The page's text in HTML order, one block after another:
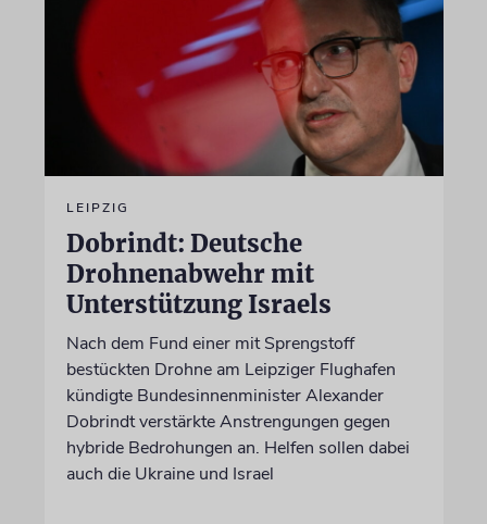
LEIPZIG
Dobrindt: Deutsche
Drohnenabwehr mit
Unterstützung Israels
Nach dem Fund einer mit Sprengstoff
bestückten Drohne am Leipziger Flughafen
kündigte Bundesinnenminister Alexander
Dobrindt verstärkte Anstrengungen gegen
hybride Bedrohungen an. Helfen sollen dabei
auch die Ukraine und Israel